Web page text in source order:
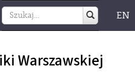
EN
Warszawskiej